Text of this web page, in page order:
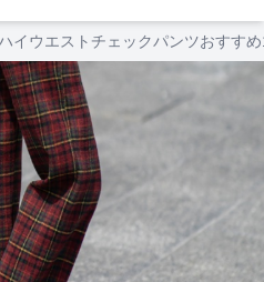
イウエストチェックパンツおすす